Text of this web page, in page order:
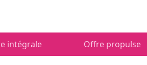
intégrale Offre propulse